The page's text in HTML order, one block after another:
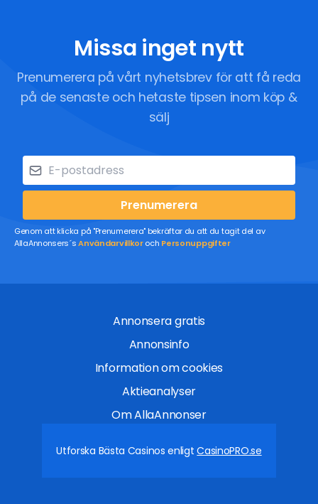
Missa inget nytt
Prenumerera på vårt nyhetsbrev för att få reda
på de senaste och hetaste tipsen inom köp &
sälj
Prenumerera
Genom att klicka på "Prenumerera" bekräftar du att du tagit del av
AllaAnnonsers´sAnvändarvillkoroch Personuppgifter
Annonsera gratis
Annonsinfo
Information om cookies
Aktieanalyser
Om AllaAnnonser
Utforska Bästa Casinos enligtCasinoPRO.se